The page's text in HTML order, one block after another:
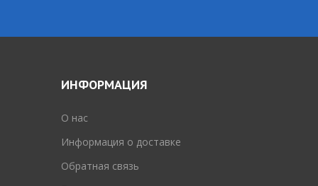
ИНФОРМАЦИЯ
O нас
Информация о доставке
Обратная связь